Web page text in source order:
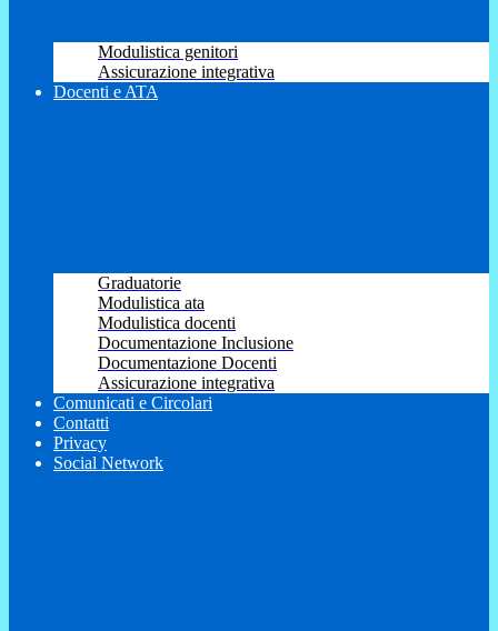
Modulistica genitori
Assicurazione integrativa
Docenti e ATA
Graduatorie
Modulistica ata
Modulistica docenti
Documentazione Inclusione
Documentazione Docenti
Assicurazione integrativa
Comunicati e Circolari
Contatti
Privacy
Social Network